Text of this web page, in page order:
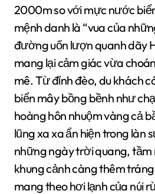
2000m so với mực nước
mệnh danh là “vua của
đường uốn lượn quanh dãy
mang lại cảm giác vừa
mê. Từ đỉnh đèo, du khách
biển mây bồng bềnh như
hoàng hôn nhuộm vàng cả
lũng xa xa ẩn hiện trong làn
những ngày trời quang, tầm
khung cảnh càng thêm
mang theo hơi lạnh của núi